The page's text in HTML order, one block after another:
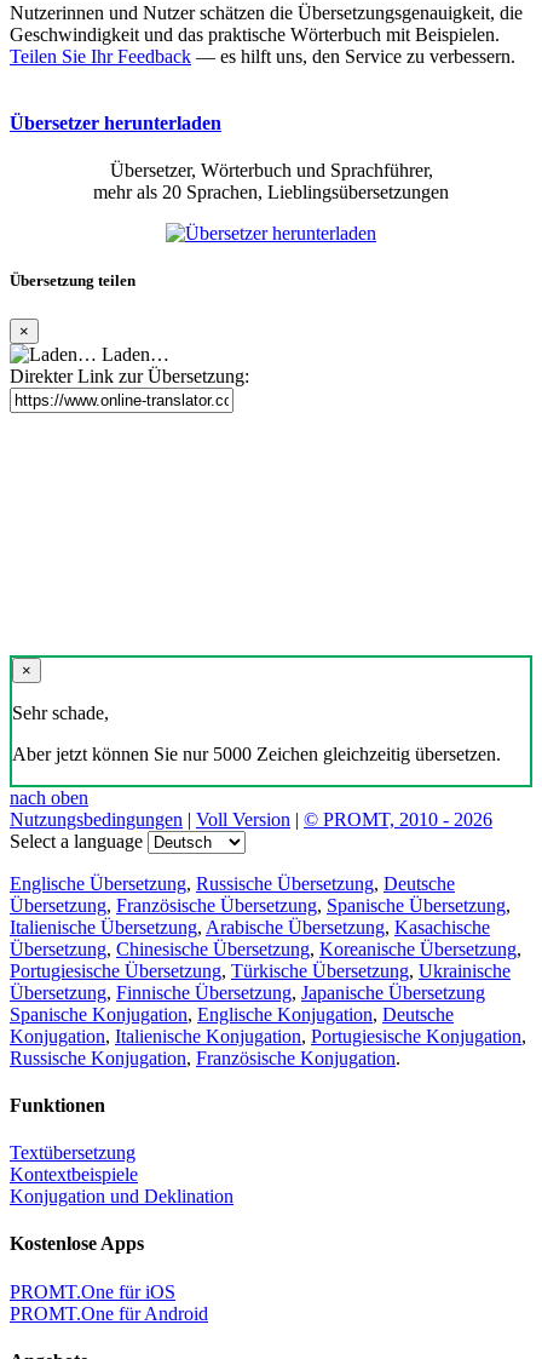
Nutzerinnen und Nutzer schätzen die Übersetzungsgenauigkeit, die
Geschwindigkeit und das praktische Wörterbuch mit Beispielen.
Teilen Sie Ihr Feedback — es hilft uns, den Service zu verbessern.
Übersetzer herunterladen
Übersetzer, Wörterbuch und Sprachführer,
mehr als 20 Sprachen, Lieblingsübersetzungen
Übersetzung teilen
×
Laden…
Direkter Link zur Übersetzung:
×
Sehr schade,
Aber jetzt können Sie nur 5000 Zeichen gleichzeitig übersetzen.
nach oben
Nutzungsbedingungen | Voll Version | © PROMT, 2010 - 2026
Select a language
Englische Übersetzung, Russische Übersetzung, Deutsche
Übersetzung, Französische Übersetzung, Spanische Übersetzung,
Italienische Übersetzung, Arabische Übersetzung, Kasachische
Übersetzung, Chinesische Übersetzung, Koreanische Übersetzung,
Portugiesische Übersetzung, Türkische Übersetzung, Ukrainische
Übersetzung, Finnische Übersetzung, Japanische Übersetzung
Spanische Konjugation, Englische Konjugation, Deutsche
Konjugation, Italienische Konjugation, Portugiesische Konjugation,
Russische Konjugation, Französische Konjugation.
Funktionen
Textübersetzung
Kontextbeispiele
Konjugation und Deklination
Kostenlose Apps
PROMT.One für iOS
PROMT.One für Android